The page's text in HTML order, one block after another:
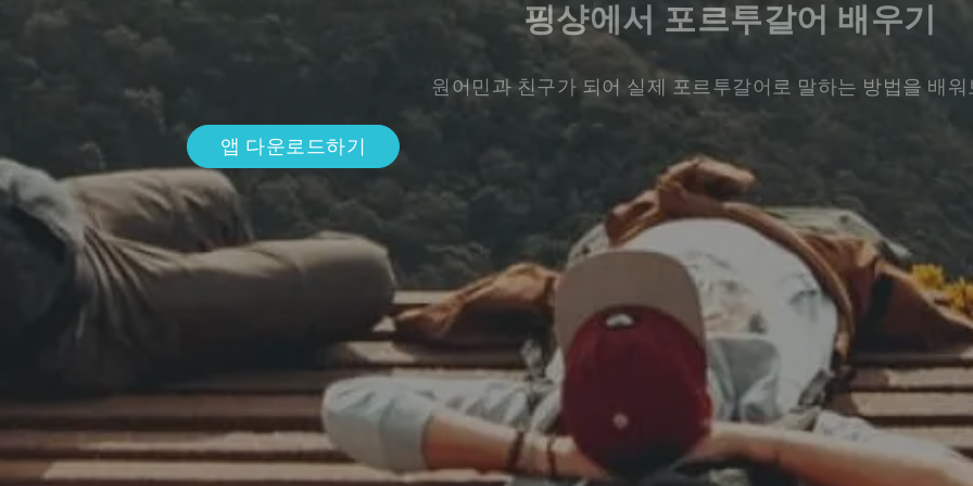
핑샹에서 포르투갈어 배우기
원어민과 친구가 되어 실제 포르투갈어로 말하는 방법을 배
앱 다운로드하기